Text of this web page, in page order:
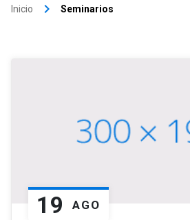
Inicio keyboard_arrow_right Seminarios
19 AGO